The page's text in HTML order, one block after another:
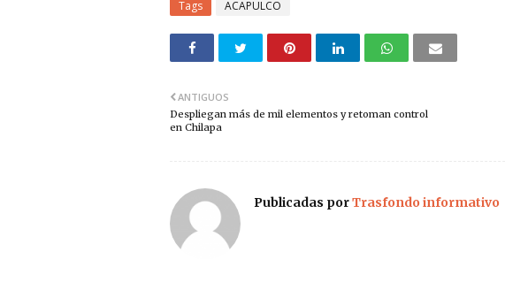
Tags ACAPULCO
ANTIGUOS
Despliegan más de mil elementos y retoman control
en Chilapa
Publicadas porTrasfondo informativo